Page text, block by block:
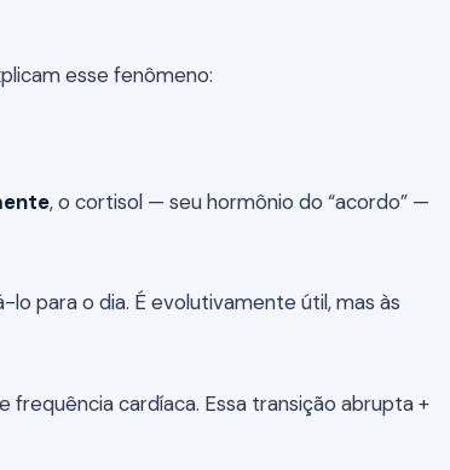
esse fenômeno:
, o cortisol — seu hormônio do “acordo” —
para o dia. É evolutivamente útil, mas às
frequência cardíaca. Essa transição abrupta +